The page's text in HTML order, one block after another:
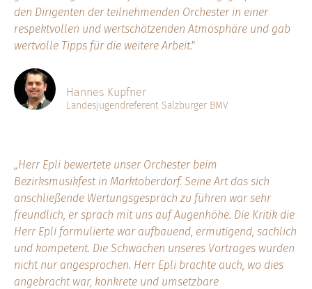
den Dirigenten der teilnehmenden Orchester in einer
respektvollen und wertschätzenden Atmosphäre und gab
wertvolle Tipps für die weitere Arbeit."
Hannes Kupfner
Landesjugendreferent Salzburger BMV
„Herr Epli bewertete unser Orchester beim
Bezirksmusikfest in Marktoberdorf. Seine Art das sich
anschließende Wertungsgespräch zu führen war sehr
freundlich, er sprach mit uns auf Augenhöhe. Die Kritik die
Herr Epli formulierte war aufbauend, ermutigend, sachlich
und kompetent. Die Schwächen unseres Vortrages wurden
nicht nur angesprochen. Herr Epli brachte auch, wo dies
angebracht war, konkrete und umsetzbare